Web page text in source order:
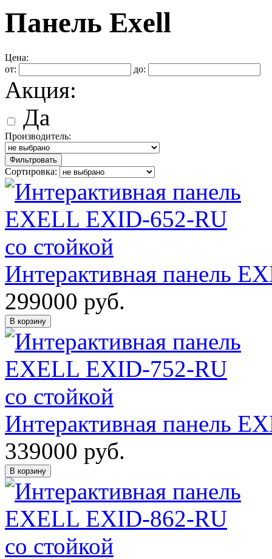
Панель Exell
Цена:
от:
до:
Акция:
Да
Производитель:
Фильтровать
Сортировка:
Интерактивная панель
299000 руб.
В корзину
Интерактивная панель
339000 руб.
В корзину